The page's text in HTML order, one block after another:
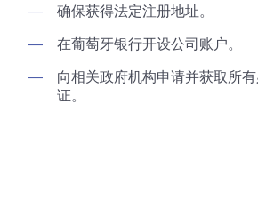
确保获得法定注册地址。
在葡萄牙银行开设公司账户。
向相关政府机构申请并获取所
证。